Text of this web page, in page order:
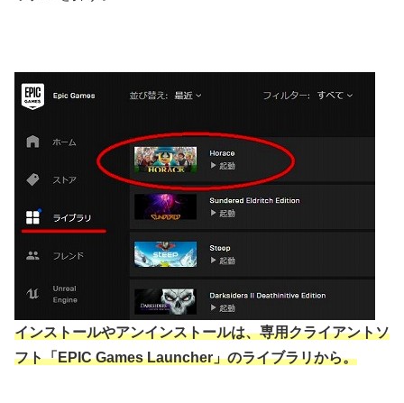
インストールやアンインストールは、専用クライアントソ
フト「EPIC Games Launcher」のライブラリから。